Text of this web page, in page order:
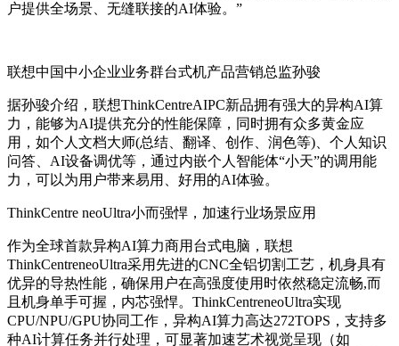
户提供全场景、无缝联接的AI体验。”
联想中国中小企业业务群台式机产品营销总监孙骏
据孙骏介绍，联想ThinkCentreAIPC新品拥有强大的异构AI算
力，能够为AI提供充分的性能保障，同时拥有众多黄金应
用，如个人文档大师(总结、翻译、创作、润色等)、个人知识
问答、AI设备调优等，通过内嵌个人智能体“小天”的调用能
力，可以为用户带来易用、好用的AI体验。
ThinkCentre neoUltra小而强悍，加速行业场景应用
作为全球首款异构AI算力商用台式电脑，联想
ThinkCentreneoUltra采用先进的CNC全铝切割工艺，机身具有
优异的导热性能，确保用户在高强度使用时依然稳定流畅,而
且机身单手可握，内芯强悍。ThinkCentreneoUltra实现
CPU/NPU/GPU协同工作，异构AI算力高达272TOPS，支持多
种AI计算任务并行处理，可显著加速艺术视觉呈现（如